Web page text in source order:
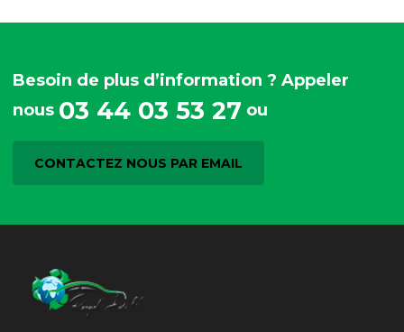
Besoin de plus d’information ? Appeler
nous 03 44 03 53 27 ou
CONTACTEZ NOUS PAR EMAIL